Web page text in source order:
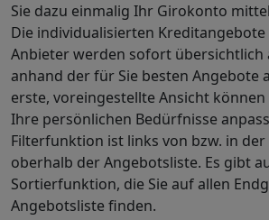
Sie dazu einmalig Ihr Girokonto
Die individualisierten
Anbieter werden sofort übersichtlich
anhand der für Sie besten Angebote
erste, voreingestellte Ansicht können
Ihre persönlichen Bedürfnisse
Filterfunktion ist links von bzw. in
oberhalb der Angebotsliste. Es gibt
Sortierfunktion, die Sie auf allen
Angebotsliste finden.